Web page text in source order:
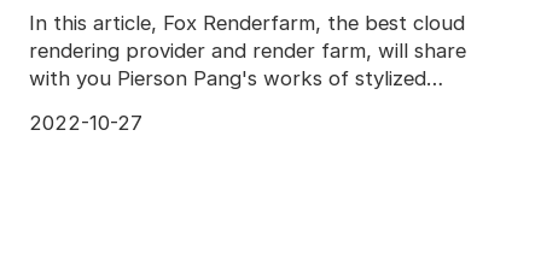
In this article, Fox Renderfarm, the best cloud
rendering provider and render farm, will share
with you Pierson Pang's works of stylized
2022-10-27